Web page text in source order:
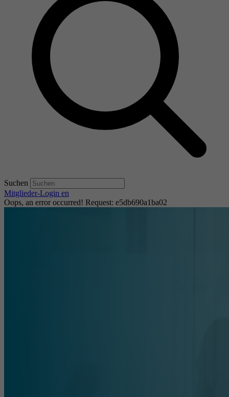
Suchen
Mitglieder-Login en
Oops, an error occurred! Request: e5db690a1ba02